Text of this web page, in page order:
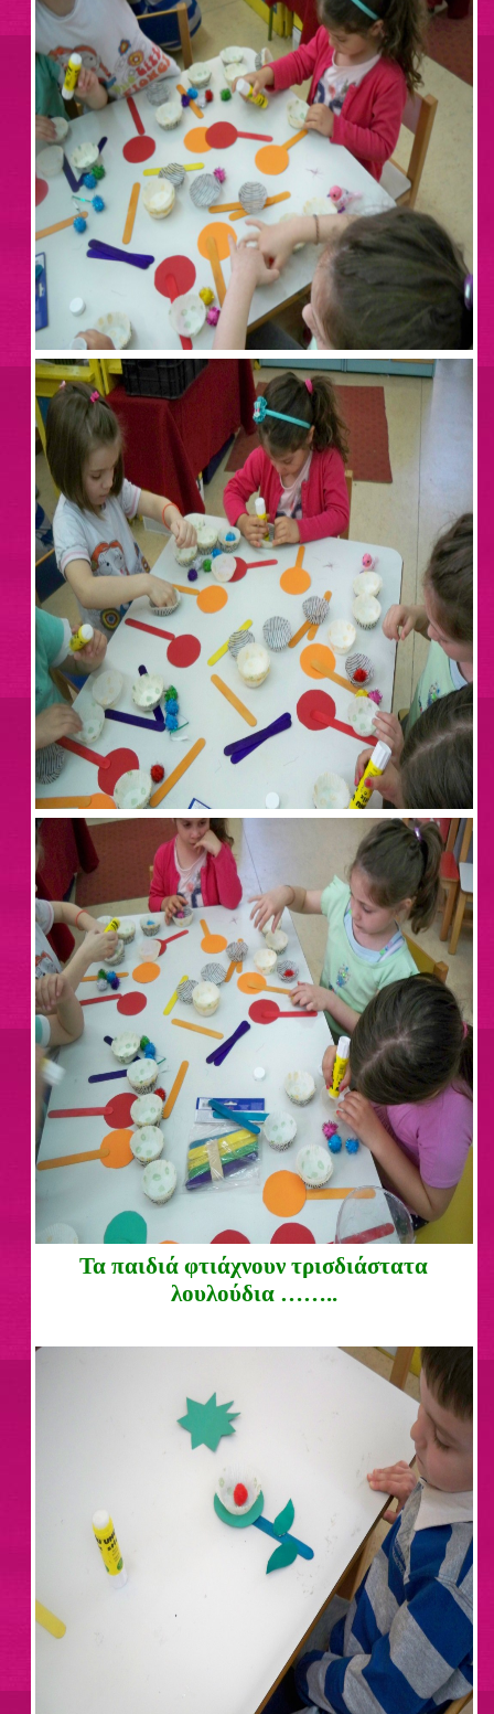
Τα παιδιά φτιάχνουν τρισδιάστατα
λουλούδια ……..